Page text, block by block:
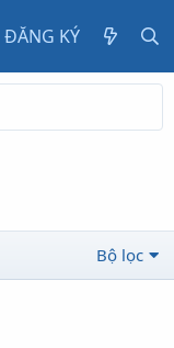
ĐĂNG KÝ
Bộ lọc